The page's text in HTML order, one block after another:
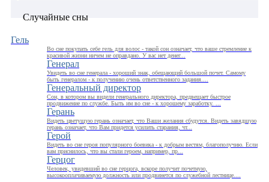
Случайные сны
Гель
Во сне покупать себе гель для волос - такой сон означает, что ваше стремление к
красивой жизни ничем не оправдано. У вас нет денег...
Генерал
Увидеть во сне генерала - хороший знак, обещающий большой почет. Самому
быть генералом - к получению очень ответственного задания....
Генеральный директор
Сон, в котором вы видели генерального директора, предвещает быстрое
продвижение по службе. Быть им во сне - к хорошему заработку. ...
Герань
Видеть цветущую герань означает, что Ваши желания сбудутся. Видеть завядшую
герань означает, что Вам придется усилить старания, чт...
Герой
Видеть во сне героя популярного боевика - к добрым вестям, благополучию. Если
вам приснилось, что вы стали героем, например, пр...
Герцог
Человек, увидевший во сне герцога, вскоре получит почетную,
высокооплачиваемую должность или продвинется по служебной лестнице....